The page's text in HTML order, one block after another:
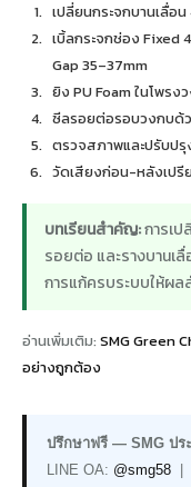
เปลี่ยนกระจกบานเลื่อ
เบิ้ลกระจกช่อง Fixed
Gap 35–37mm
ยิง PU Foam ในโพรง
ซีลรอยต่อรอบวงกบด้
ตรวจสภาพและปรับป
วัดเสียงก่อน-หลังเปรี
บทเรียนสำคัญ:การเป
รอยต่อ และรางบานเ
การแก้ครบระบบให้ผล
อ่านเพิ่มเติม: SMG Green
อย่างถูกต้อง
ปรึกษาฟรี — SMG ปร
LINE OA: @smg58 |